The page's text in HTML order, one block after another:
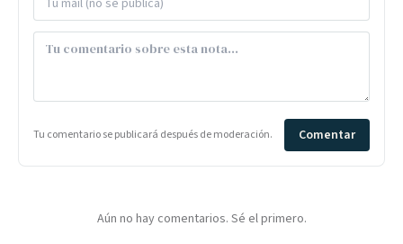
Tu comentario se publicará después de moderación. Comentar
Aún no hay comentarios. Sé el primero.